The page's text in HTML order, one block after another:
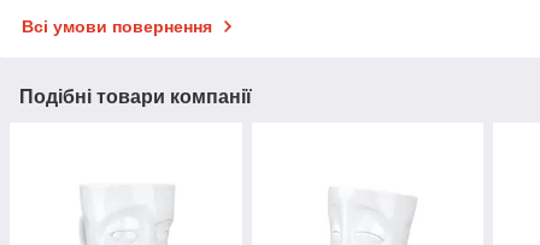
Всі умови повернення
Подібні товари компанії